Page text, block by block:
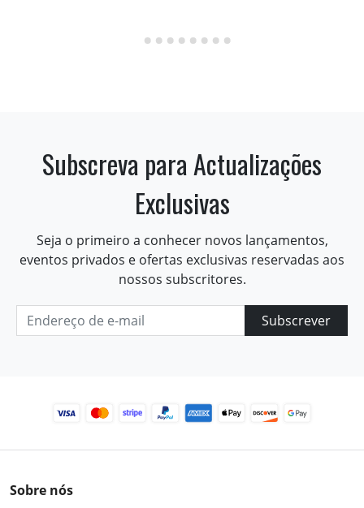
Subscreva para Actualizações
Exclusivas
Seja o primeiro a conhecer novos lançamentos,
eventos privados e ofertas exclusivas reservadas aos
nossos subscritores.
Subscrever
Sobre nós